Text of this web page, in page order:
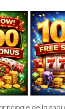
della snai